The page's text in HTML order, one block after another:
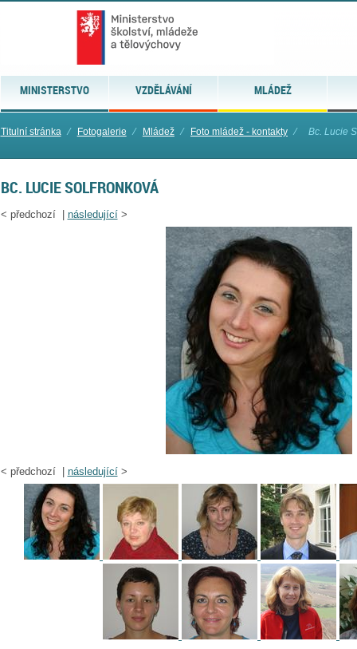
MINISTERSTVO VZDĚLÁVÁNÍ MLÁDEŽ
Titulní stránka ⁄ Fotogalerie ⁄ Mládež ⁄ Foto mládež - kontakty ⁄ Bc. Lucie
BC. LUCIE SOLFRONKOVÁ
< předchozí | následující>
< předchozí | následující>